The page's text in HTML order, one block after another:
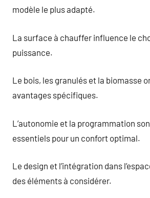
modèle le plus adapté.
La surface à chauffer influence le
puissance.
Le bois, les granulés et la biomasse
avantages spécifiques.
L’autonomie et la programmation
essentiels pour un confort optimal.
Le design et l’intégration dans
des éléments à considérer.